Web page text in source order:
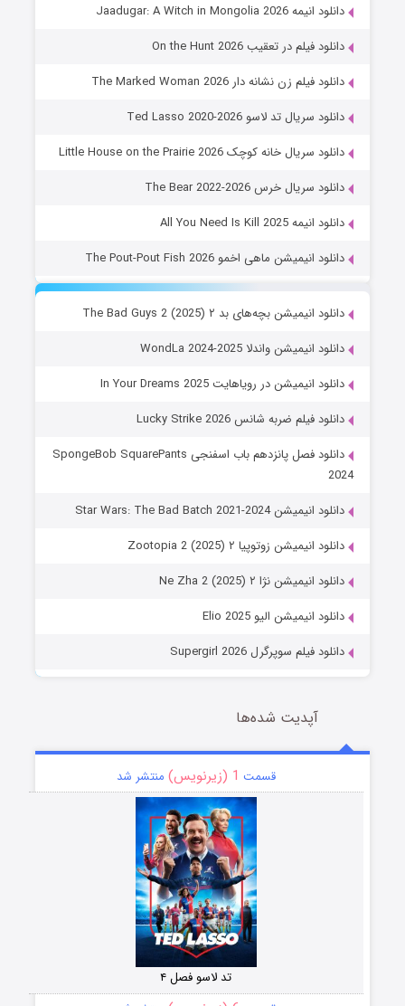
دانلود انیمه Jaadugar: A Witch in Mongolia 2026
دانلود فیلم در تعقیب On the Hunt 2026
دانلود فیلم زن نشانه دار The Marked Woman 2026
دانلود سریال تد لاسو Ted Lasso 2020-2026
دانلود سریال خانه کوچک Little House on the Prairie 2026
دانلود سریال خرس The Bear 2022-2026
دانلود انیمه All You Need Is Kill 2025
دانلود انیمیشن ماهی اخمو The Pout-Pout Fish 2026
دانلود انیمیشن بچه‌های بد ۲ The Bad Guys 2 (2025)
دانلود انیمیشن واندلا WondLa 2024-2025
دانلود انیمیشن در رویاهایت In Your Dreams 2025
دانلود فیلم ضربه شانس Lucky Strike 2026
دانلود فصل پانزدهم باب اسفنجی SpongeBob SquarePants
2024
دانلود انیمیشن Star Wars: The Bad Batch 2021-2024
دانلود انیمیشن زوتوپیا ۲ Zootopia 2 (2025)
دانلود انیمیشن نژا ۲ Ne Zha 2 (2025)
دانلود انیمیشن الیو Elio 2025
دانلود فیلم سوپرگرل Supergirl 2026
آپدیت شده‌ها
قسمت 1 (زیرنویس) منتشر شد
تد لاسو فصل ۴